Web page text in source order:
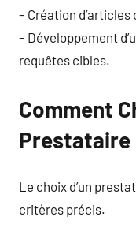
– Création
– Développement
requêtes cibles.
Comment
Prestataire
Le choix d’un
critères précis.